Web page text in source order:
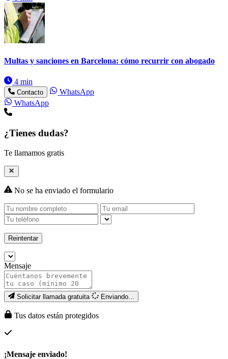
Multas y sanciones en Barcelona: cómo recurrir con abogado
4 min
Contacto
WhatsApp
WhatsApp
¿Tienes dudas?
Te llamamos gratis
No se ha enviado el formulario
Reintentar
Mensaje
Solicitar llamada gratuita Enviando...
Tus datos están protegidos
¡Mensaje enviado!